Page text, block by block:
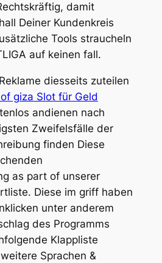
damit
Deiner Kundenkreis
Tools straucheln
auf keinen fall.
diesseits zuteilen
giza Slot für Geld
andienen nach
Zweifelsfälle der
finden Diese
as part of unserer
Diese im griff haben
unter anderem
des Programms
Klappliste
Sprachen &